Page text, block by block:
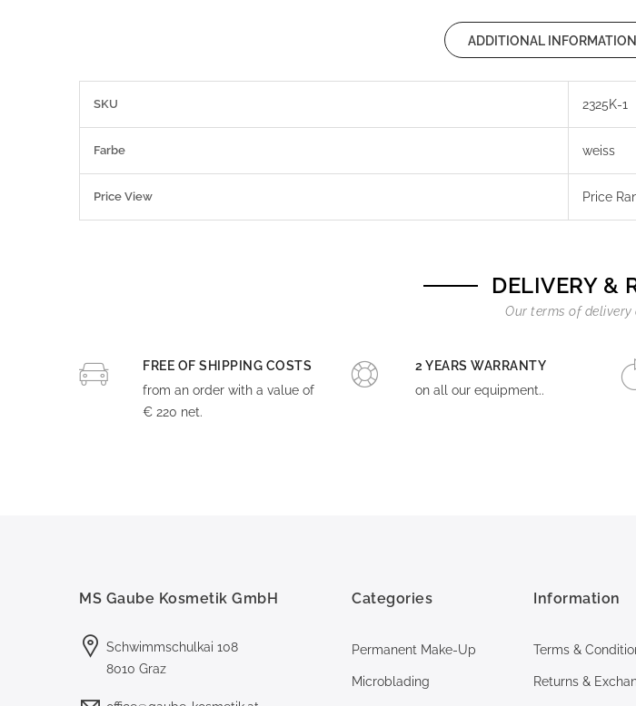
ADDITIONAL INFORMATION
Information
SKU 2325K-1
Farbe weiss
Price View Price
DELIVERY &
Our terms of delivery
FREE OF SHIPPING COSTS
from an order with a value of
€ 220 net.
2 YEARS WARRANTY
on all our equipment..
MS Gaube Kosmetik GmbH
Schwimmschulkai 108
8010 Graz
Categories
Permanent Make-Up
Microblading
Information
Terms &
Returns &